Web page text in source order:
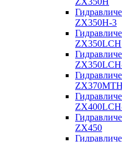
ZX350H-3
ZX350LCH
ZX370MTH
ZX450